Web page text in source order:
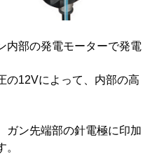
内部の発電モーターで発電
の12Vによって、内部の高
ガン先端部の針電極に印加